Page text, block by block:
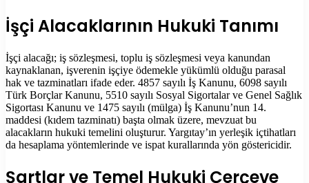
İşçi Alacaklarının Hukuki Tanımı
İşçi alacağı; iş sözleşmesi, toplu iş sözleşmesi veya kanundan
kaynaklanan, işverenin işçiye ödemekle yükümlü olduğu parasal
hak ve tazminatları ifade eder. 4857 sayılı İş Kanunu, 6098 sayılı
Türk Borçlar Kanunu, 5510 sayılı Sosyal Sigortalar ve Genel Sağlık
Sigortası Kanunu ve 1475 sayılı (mülga) İş Kanunu’nun 14.
maddesi (kıdem tazminatı) başta olmak üzere, mevzuat bu
alacakların hukuki temelini oluşturur. Yargıtay’ın yerleşik içtihatları
da hesaplama yöntemlerinde ve ispat kurallarında yön göstericidir.
Şartlar ve Temel Hukuki Çerçeve